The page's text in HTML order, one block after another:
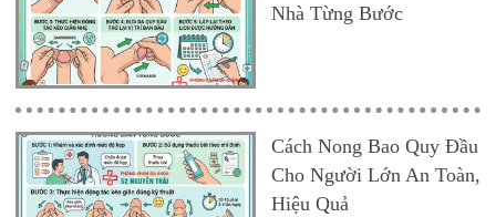
Nhà Từng Bước
Cách Nong Bao Quy Đầu
Cho Người Lớn An Toàn,
Hiệu Quả